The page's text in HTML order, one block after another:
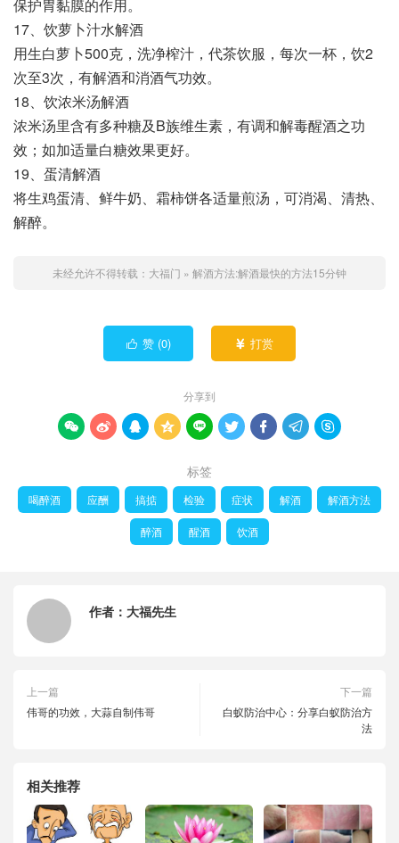
保护胃黏膜的作用。
17、饮萝卜汁水解酒
用生白萝卜500克，洗净榨汁，代茶饮服，每次一杯，饮2
次至3次，有解酒和消酒气功效。
18、饮浓米汤解酒
浓米汤里含有多种糖及B族维生素，有调和解毒醒酒之功
效；如加适量白糖效果更好。
19、蛋清解酒
将生鸡蛋清、鲜牛奶、霜柿饼各适量煎汤，可消渴、清热、
解醉。
未经允许不得转载： 大福门 » 解酒方法:解酒最快的方法15分钟
 赞 (0)  打赏
分享到
        
标签
喝醉酒 应酬 搞掂 检验 症状 解酒 解酒方法
醉酒 醒酒 饮酒
作者： 大福先生
上一篇
伟哥的功效，大蒜自制伟哥
下一篇
白蚁防治中心：分享白蚁防治方
法
相关推荐